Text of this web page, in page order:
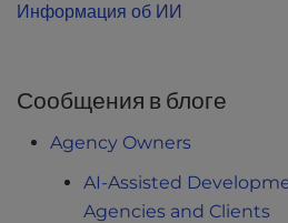
Информация об ИИ
Сообщения в блоге
Agency Owners
AI-Assisted
Agencies and Clients